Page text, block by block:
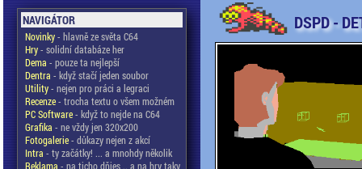
NAVIGÁTOR
Novinky- hlavně ze světa C64
Hry- solidní databáze her
Dema - pouze ta nejlepší
Dentra - když stačí jeden soubor
Utility- nejen pro práci a legraci
Recenze- trocha textu o všem možném
PC Software- když to nejde na C64
Grafika - ne vždy jen 320x200
Fotogalerie- důkazy nejen z akcí
Intra - ty začátky! ... a mnohdy několik
Reklama - na ticho dňies .. a na hry taky
DSPD -